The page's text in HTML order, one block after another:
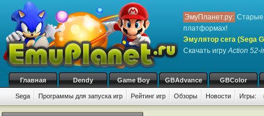
ЭмуПланет.ру: Старые
платформах!
Эмулятор сега (Sega
Скачать игруAction 52-
Главная Dendy Game Boy GBAdvance GBColor
Sega Программы для запуска игр Рейтинг игр Обзоры Новости Игры: